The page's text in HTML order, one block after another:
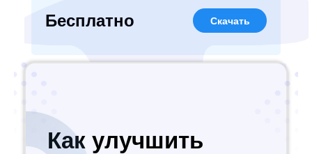
Бесплатно Скачать
Как улучшить